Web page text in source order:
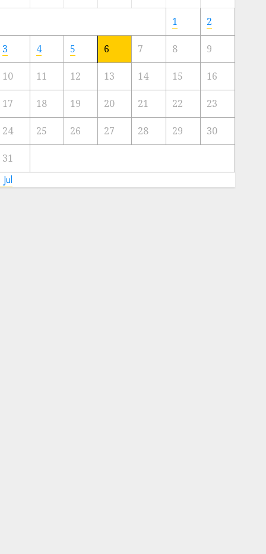
Artis
Kota
23/11/2024
0
1 2
3 4 5 6 7 8 9
10 11 12 13 14 15 16
17 18 19 20 21 22 23
24 25 26 27 28 29 30
31